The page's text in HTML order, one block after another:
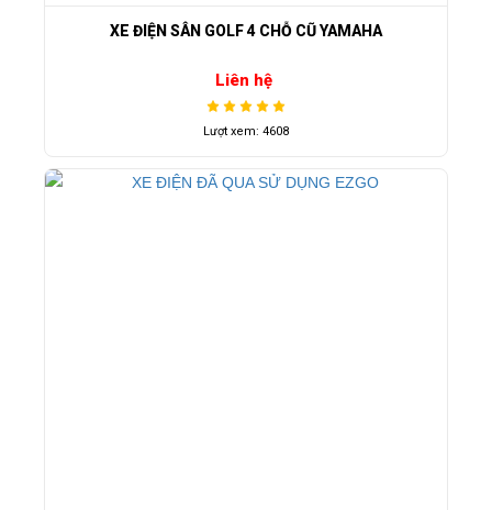
XE ĐIỆN SÂN GOLF 4 CHỖ CŨ YAMAHA
Liên hệ
Lượt xem: 4608